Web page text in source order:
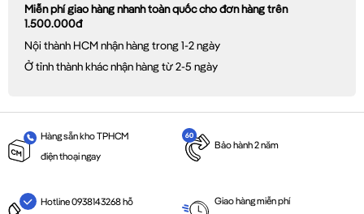
Miễn phí giao hàng nhanh toàn quốc cho đơn hàng trên
1.500.000đ
Nội thành HCM nhận hàng trong 1-2 ngày
Ở tỉnh thành khác nhận hàng từ 2-5 ngày
Hàng sẵn kho TPHCM
điện thoại ngay
Bảo hành 2 năm
Hotline 0938143268 hỗ
Giao hàng miễn phí